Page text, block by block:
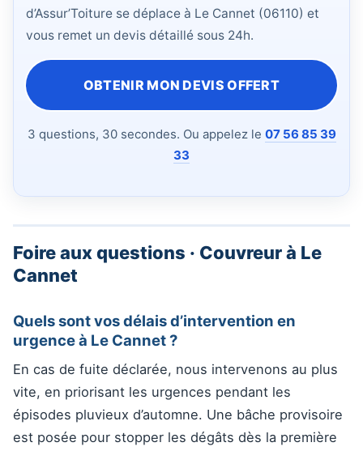
d’Assur’Toiture se déplace à Le Cannet (06110) et
vous remet un devis détaillé sous 24h.
OBTENIR MON DEVIS OFFERT
3 questions, 30 secondes. Ou appelez le 07 56 85 39
33
Foire aux questions · Couvreur à Le
Cannet
Quels sont vos délais d’intervention en
urgence à Le Cannet ?
En cas de fuite déclarée, nous intervenons au plus
vite, en priorisant les urgences pendant les
épisodes pluvieux d’automne. Une bâche provisoire
est posée pour stopper les dégâts dès la première